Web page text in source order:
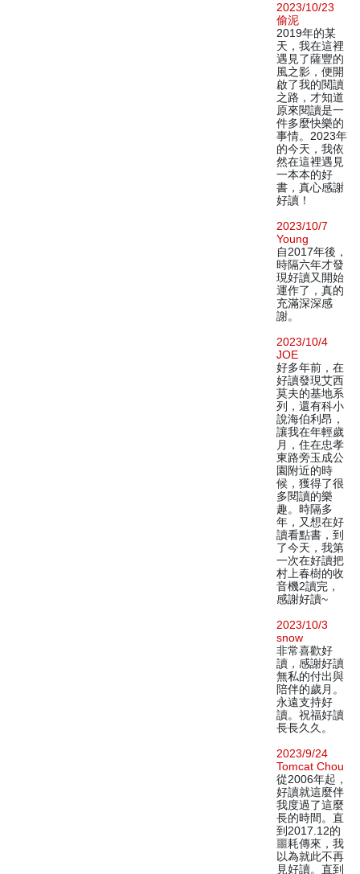
2023/10/23
偷泥
2019年的某
天，我在這裡
遇見了薩豐的
風之影，便開
啟了我的閱讀
之路，才知道
原來閱讀是一
件多麼快樂的
事情。2023年
的今天，我依
然在這裡遇見
一本本的好
書，真心感謝
好讀！
2023/10/7
Young
自2017年後，
時隔六年才發
現好讀又開始
運作了，真的
充滿深深感
謝。
2023/10/4
JOE
好多年前，在
好讀發現艾西
莫夫的基地系
列，還有科小
說海伯利昂，
讓我在年輕歲
月，住在忠孝
東路旁玉成公
園附近的時
候，獲得了很
多閱讀的樂
趣。時隔多
年，又想在好
讀看點書，到
了今天，我第
一次在好讀把
村上春樹的收
音機2讀完，
感謝好讀~
2023/10/3
snow
非常喜歡好
讀，感謝好讀
無私的付出與
陪伴的歲月。
永遠支持好
讀。祝福好讀
長長久久。
2023/9/24
Tomcat Chou
從2006年起，
好讀就這麼伴
我度過了這麼
長的時間。直
到2017.12的
噩耗傳來，我
以為就此不再
見好讀。直到